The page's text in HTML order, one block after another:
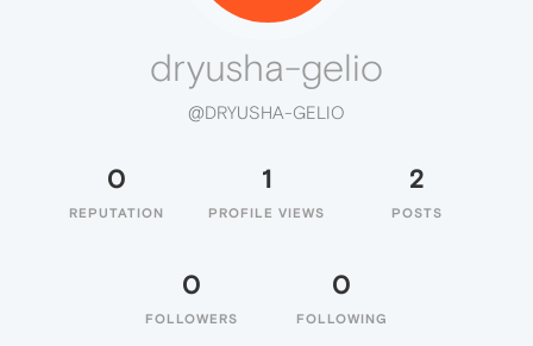
dryusha-gelio
@DRYUSHA-GELIO
0
REPUTATION
1
PROFILE VIEWS
2
POSTS
0
FOLLOWERS
0
FOLLOWING